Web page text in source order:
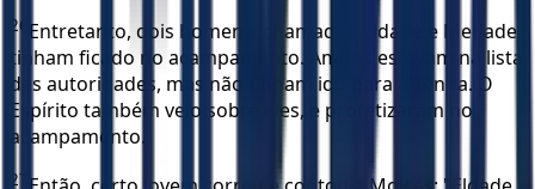
26 Entretanto, dois homens, chamados Eldade e Medade,
tinham ficado no acampamento. Ambos estavam na lista
das autoridades, mas não tinham ido para a Tenda. O
Espírito também veio sobre eles, e profetizaram no
acampamento.
27